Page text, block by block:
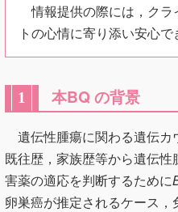
情報提供の際には，ク
トの心情に寄り添い安心
1 本BQ の背景
遺伝性腫瘍に関わる遺伝カ
既往歴，家族歴等から遺伝
害薬の適応を判断するために
卵巣癌が推定されるケース